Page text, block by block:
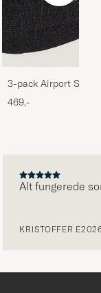
3-pack Airport
Melange
469,-
Alt fungerede
KRISTOFFER E